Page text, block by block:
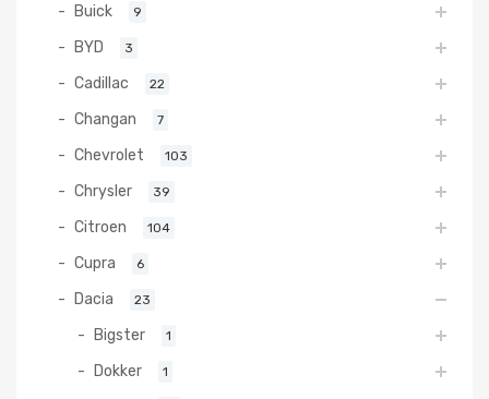
Buick 9
BYD 3
Cadillac 22
Changan 7
Chevrolet 103
Chrysler 39
Citroen 104
Cupra 6
Dacia 23
Bigster 1
Dokker 1